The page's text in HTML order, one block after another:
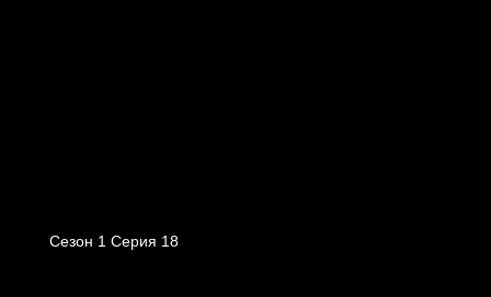
Сезон 1 Серия 18